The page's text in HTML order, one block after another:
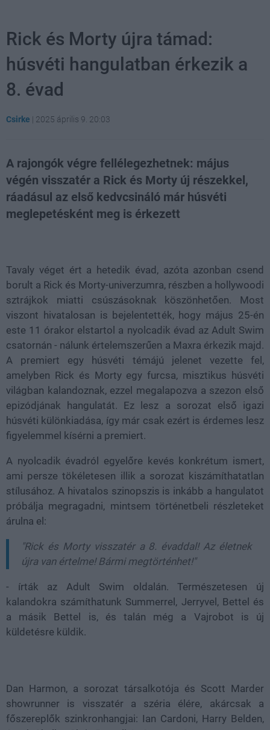
Rick és Morty újra támad:
húsvéti hangulatban érkezik a
8. évad
Csirke | 2025 április 9. 20:03
A rajongók végre fellélegezhetnek: május
végén visszatér a Rick és Morty új részekkel,
ráadásul az első kedvcsináló már húsvéti
meglepetésként meg is érkezett
Tavaly véget ért a hetedik évad, azóta azonban csend
borult a Rick és Morty-univerzumra, részben a hollywoodi
sztrájkok miatti csúszásoknak köszönhetően. Most
viszont hivatalosan is bejelentették, hogy május 25-én
este 11 órakor elstartol a nyolcadik évad az Adult Swim
csatornán - nálunk értelemszerűen a Maxra érkezik majd.
A premiert egy húsvéti témájú jelenet vezette fel,
amelyben Rick és Morty egy furcsa, misztikus húsvéti
világban kalandoznak, ezzel megalapozva a szezon első
epizódjának hangulatát. Ez lesz a sorozat első igazi
húsvéti különkiadása, így már csak ezért is érdemes lesz
figyelemmel kísérni a premiert.
A nyolcadik évadról egyelőre kevés konkrétum ismert,
ami persze tökéletesen illik a sorozat kiszámíthatatlan
stílusához. A hivatalos szinopszis is inkább a hangulatot
próbálja megragadni, mintsem történetbeli részleteket
árulna el:
"Rick és Morty visszatér a 8. évaddal! Az életnek
újra van értelme! Bármi megtörténhet!"
- írták az Adult Swim oldalán. Természetesen új
kalandokra számíthatunk Summerrel, Jerryvel, Bettel és
a másik Bettel is, és talán még a Vajrobot is új
küldetésre küldik.
Dan Harmon, a sorozat társalkotója és Scott Marder
showrunner is visszatér a széria élére, akárcsak a
főszereplők szinkronhangjai: Ian Cardoni, Harry Belden,